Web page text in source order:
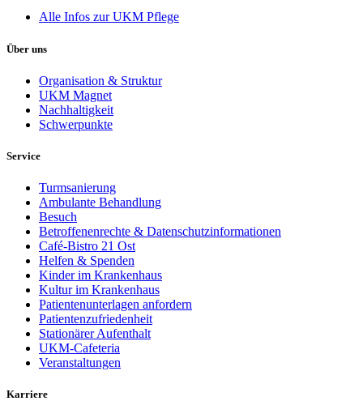
Alle Infos zur UKM Pflege
Über uns
Organisation & Struktur
UKM Magnet
Nachhaltigkeit
Schwerpunkte
Service
Turmsanierung
Ambulante Behandlung
Besuch
Betroffenenrechte & Datenschutzinformationen
Café-Bistro 21 Ost
Helfen & Spenden
Kinder im Krankenhaus
Kultur im Krankenhaus
Patientenunterlagen anfordern
Patientenzufriedenheit
Stationärer Aufenthalt
UKM-Cafeteria
Veranstaltungen
Karriere